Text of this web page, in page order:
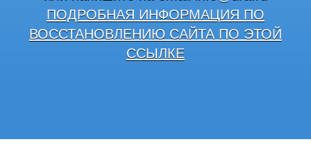
ПОДРОБНАЯ ИНФОРМАЦИЯ ПО
ВОССТАНОВЛЕНИЮ САЙТА ПО ЭТОЙ
ССЫЛКЕ